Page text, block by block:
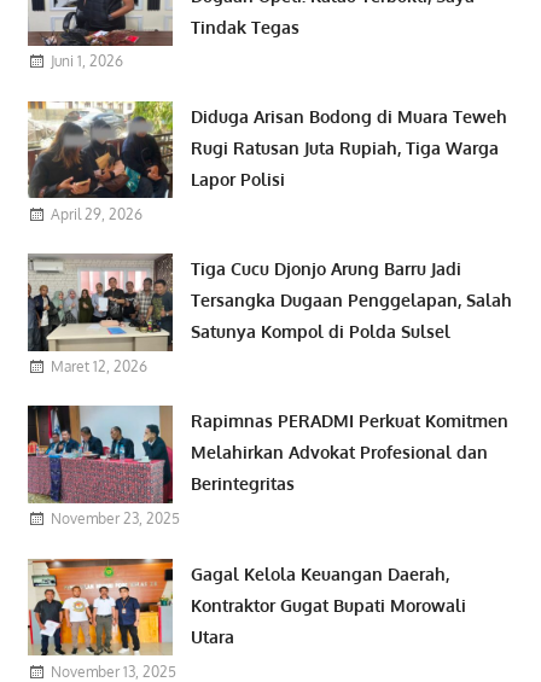
Tindak Tegas
Juni 1, 2026
Diduga Arisan Bodong di Muara Teweh
Rugi Ratusan Juta Rupiah, Tiga Warga
Lapor Polisi
April 29, 2026
Tiga Cucu Djonjo Arung Barru Jadi
Tersangka Dugaan Penggelapan, Salah
Satunya Kompol di Polda Sulsel
Maret 12, 2026
Rapimnas PERADMI Perkuat Komitmen
Melahirkan Advokat Profesional dan
Berintegritas
November 23, 2025
Gagal Kelola Keuangan Daerah,
Kontraktor Gugat Bupati Morowali
Utara
November 13, 2025